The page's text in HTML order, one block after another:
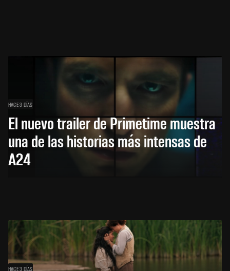
HACE 3 DÍAS
El nuevo trailer de Primetime muestra
una de las historias más intensas de
A24
HACE 3 DÍAS